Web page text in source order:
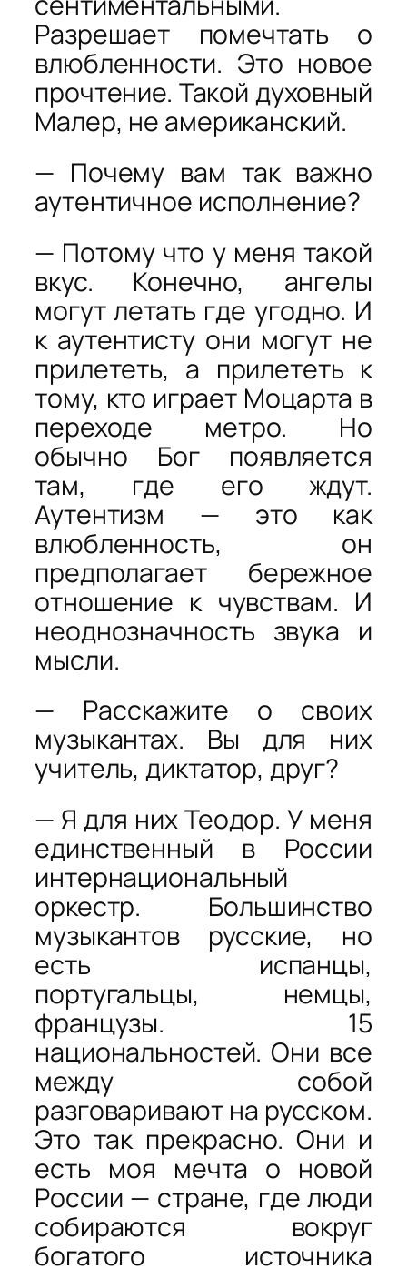
Разрешает помечтать о
влюбленности. Это новое
прочтение. Такой духовный
Малер, не американский.
— Почему вам так важно
аутентичное исполнение?
— Потому что у меня такой
вкус. Конечно, ангелы
могут летать где угодно. И
к аутентисту они могут не
прилететь, а прилететь к
тому, кто играет Моцарта в
переходе метро. Но
обычно Бог появляется
там, где его ждут.
Аутентизм — это как
влюбленность, он
предполагает бережное
отношение к чувствам. И
неоднозначность звука и
мысли.
— Расскажите о своих
музыкантах. Вы для них
учитель, диктатор, друг?
— Я для них Теодор. У меня
единственный в России
интернациональный
оркестр. Большинство
музыкантов русские, но
есть испанцы,
португальцы, немцы,
французы. 15
национальностей. Они все
между собой
разговаривают на русском.
Это так прекрасно. Они и
есть моя мечта о новой
России — стране, где люди
собираются вокруг
богатого источника